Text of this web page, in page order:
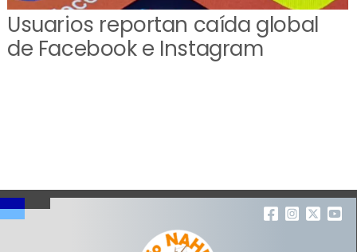
Usuarios reportan caída global
de Facebook e Instagram